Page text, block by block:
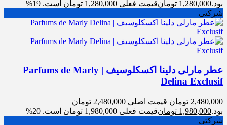
بود.1,280,000 تومانقیمت فعلی 1,280,000 تومان است.
19%
شرکتی
عطر مارلی دلینا اکسکلوسیف | Parfums de Marly
Delina Exclusif
2,480,000 تومان
قیمت اصلی 2,480,000 تومان
بود.1,980,000 تومانقیمت فعلی 1,980,000 تومان است.
20%
شرکتی